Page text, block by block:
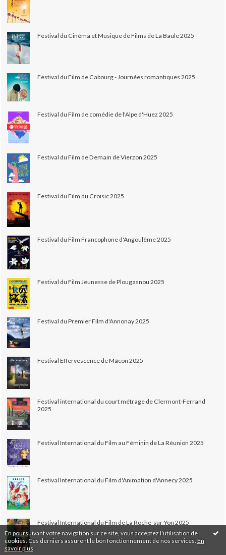
En poursuivant votre navigation sur ce site, vous acceptez l'utilisation de
cookies. Ces derniers assurent le bon fonctionnement de nos services. En
savoir plus
Festival du Cinéma et Musique de Films de La Baule 2025
Festival du Film de Cabourg - Journées romantiques 2025
Festival du Film de comédie de l'Alpe d'Huez 2025
Festival du Film de Demain de Vierzon 2025
Festival du Film du Croisic 2025
Festival du Film Francophone d'Angoulême 2025
Festival du Film Jeunesse de Plougasnou 2025
Festival du Premier Film d'Annonay 2025
Festival Effervescence de Mâcon 2025
Festival international du court métrage de Clermont-Ferrand
2025
Festival International du Film au Féminin de La Réunion 2025
Festival International du Film d'Animation d'Annecy 2025
Festival International du Film de La Roche-sur-Yon 2025